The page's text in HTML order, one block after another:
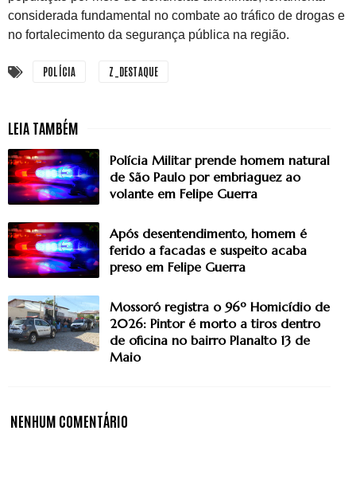
considerada fundamental no combate ao tráfico de drogas e
no fortalecimento da segurança pública na região.
POLÍCIA Z_DESTAQUE
Polícia Militar prende homem natural
de São Paulo por embriaguez ao
volante em Felipe Guerra
Após desentendimento, homem é
ferido a facadas e suspeito acaba
preso em Felipe Guerra
Mossoró registra o 96º Homicídio de
2026: Pintor é morto a tiros dentro
de oficina no bairro Planalto 13 de
Maio
NENHUM COMENTÁRIO